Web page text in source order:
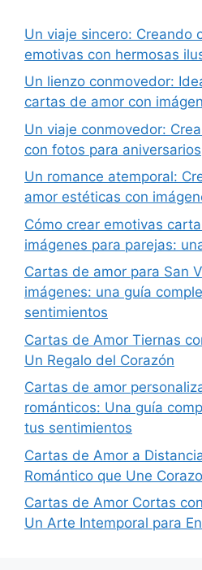
Un viaje sincero: Creando
emotivas con hermosas
Un lienzo conmovedor:
cartas de amor con
Un viaje conmovedor:
con fotos para aniversarios
Un romance atemporal:
amor estéticas con
Cómo crear emotivas
imágenes para parejas:
Cartas de amor para San
imágenes: una guía
sentimientos
Cartas de Amor Tiernas
Un Regalo del Corazón
Cartas de amor
románticos: Una guía
tus sentimientos
Cartas de Amor a
Romántico que Une
Cartas de Amor Cortas
Un Arte Intemporal para